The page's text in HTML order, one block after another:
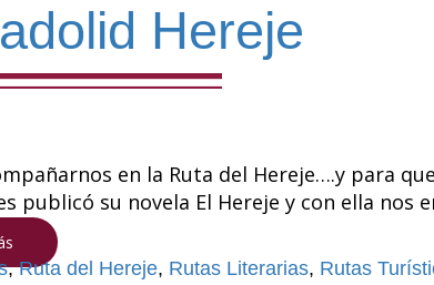
Hereje
en la Ruta del Hereje….y para
publicó su novela El Hereje y con ella
,Ruta del Hereje, Rutas Literarias, Rutas